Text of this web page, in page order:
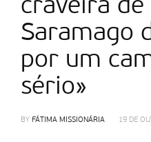
craveira de
Saramago
por um
sério»
BY FÁTIMA MISSIONÁRIA 19 DE